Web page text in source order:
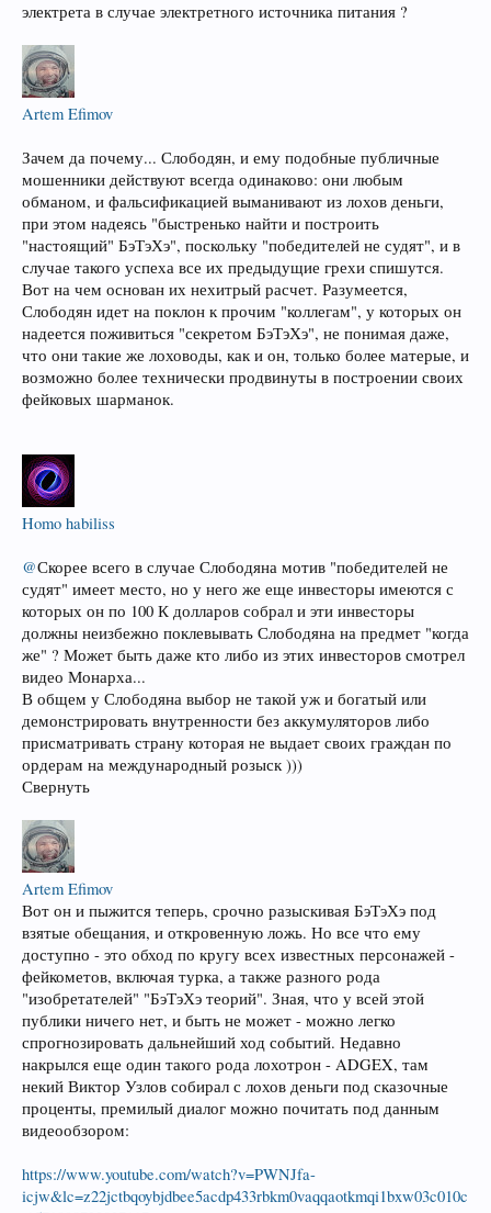
электрета в случае электретного источника питания ?
Artem Efimov
Зачем да почему... Слободян, и ему подобные публичные
мошенники действуют всегда одинаково: они любым
обманом, и фальсификацией выманивают из лохов деньги,
при этом надеясь "быстренько найти и построить
"настоящий" БэТэХэ", поскольку "победителей не судят", и в
случае такого успеха все их предыдущие грехи спишутся.
Вот на чем основан их нехитрый расчет. Разумеется,
Слободян идет на поклон к прочим "коллегам", у которых он
надеется поживиться "секретом БэТэХэ", не понимая даже,
что они такие же лоховоды, как и он, только более матерые, и
возможно более технически продвинуты в построении своих
фейковых шарманок.
Homo habiliss
@Скорее всего в случае Слободяна мотив "победителей не
судят" имеет место, но у него же еще инвесторы имеются с
которых он по 100 К долларов собрал и эти инвесторы
должны неизбежно поклевывать Слободяна на предмет "когда
же" ? Может быть даже кто либо из этих инвесторов смотрел
видео Монарха...
В общем у Слободяна выбор не такой уж и богатый или
демонстрировать внутренности без аккумуляторов либо
присматривать страну которая не выдает своих граждан по
ордерам на международный розыск )))
Свернуть
Artem Efimov
Вот он и пыжится теперь, срочно разыскивая БэТэХэ под
взятые обещания, и откровенную ложь. Но все что ему
доступно - это обход по кругу всех известных персонажей -
фейкометов, включая турка, а также разного рода
"изобретателей" "БэТэХэ теорий". Зная, что у всей этой
публики ничего нет, и быть не может - можно легко
спрогнозировать дальнейший ход событий. Недавно
накрылся еще один такого рода лохотрон - ADGEX, там
некий Виктор Узлов собирал с лохов деньги под сказочные
проценты, премилый диалог можно почитать под данным
видеообзором:
https://www.youtube.com/watch?v=PWNJfa-
icjw&lc=z22jctbqoybjdbee5acdp433rbkm0vaqqaotkmqi1bxw03c010c